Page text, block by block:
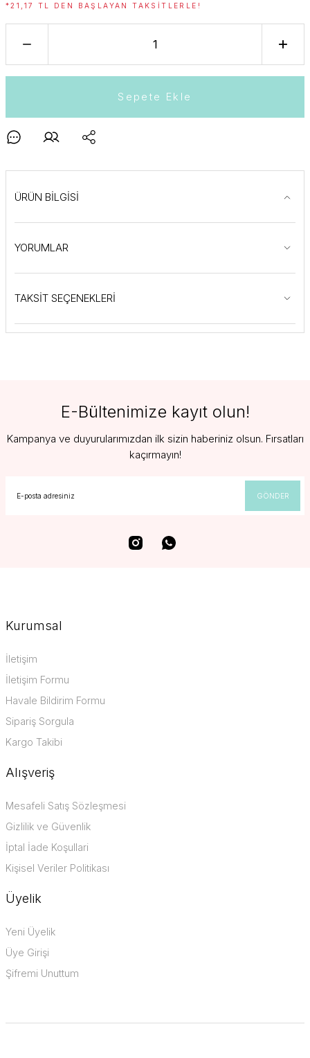
*21,17 TL DEN BAŞLAYAN TAKSITLERLE!
Sepete Ekle
ÜRÜN BİLGİSİ
YORUMLAR
TAKSİT SEÇENEKLERİ
E-Bültenimize kayıt olun!
Kampanya ve duyurularımızdan ilk sizin haberiniz olsun. Fırsatları
kaçırmayın!
GÖNDER
Kurumsal
İletişim
İletişim Formu
Havale Bildirim Formu
Sipariş Sorgula
Kargo Takibi
Alışveriş
Mesafeli Satış Sözleşmesi
Gizlilik ve Güvenlik
İptal İade Koşullari
Kişisel Veriler Politikası
Üyelik
Yeni Üyelik
Üye Girişi
Şifremi Unuttum